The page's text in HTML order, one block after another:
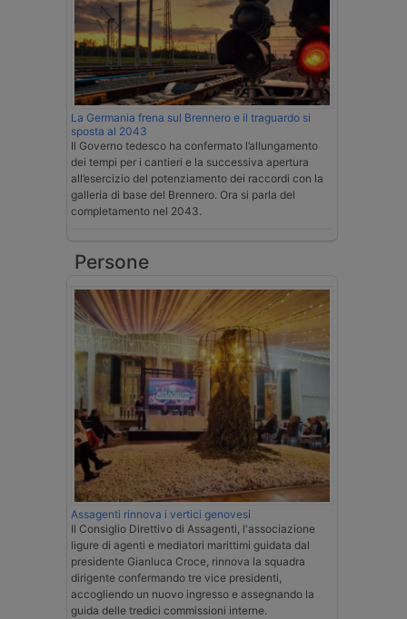
La Germania frena sul Brennero e il traguardo si
sposta al 2043
Il Governo tedesco ha confermato l’allungamento
dei tempi per i cantieri e la successiva apertura
all’esercizio del potenziamento dei raccordi con la
galleria di base del Brennero. Ora si parla del
completamento nel 2043.
Persone
Assagenti rinnova i vertici genovesi
Il Consiglio Direttivo di Assagenti, l'associazione
ligure di agenti e mediatori marittimi guidata dal
presidente Gianluca Croce, rinnova la squadra
dirigente confermando tre vice presidenti,
accogliendo un nuovo ingresso e assegnando la
guida delle tredici commissioni interne.